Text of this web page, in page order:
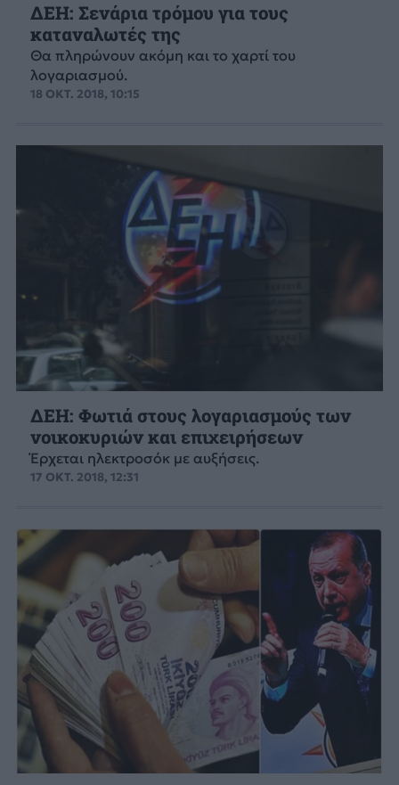
ΔΕΗ: Σενάρια τρόμου για τους
καταναλωτές της
Θα πληρώνουν ακόμη και το χαρτί του
λογαριασμού.
18 ΟΚΤ. 2018, 10:15
ΔΕΗ: Φωτιά στους λογαριασμούς των
νοικοκυριών και επιχειρήσεων
Έρχεται ηλεκτροσόκ με αυξήσεις.
17 ΟΚΤ. 2018, 12:31